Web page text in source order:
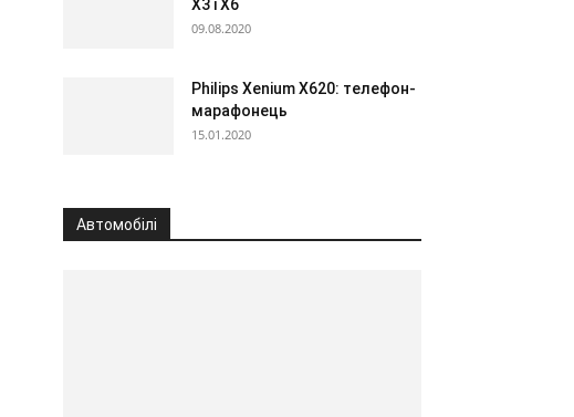
X3 і X6
09.08.2020
Philips Xenium X620: телефон-
марафонець
15.01.2020
Автомобілі